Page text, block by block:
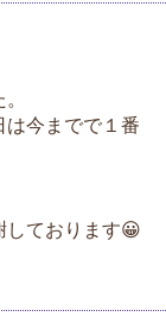
今までで１番
しております😀